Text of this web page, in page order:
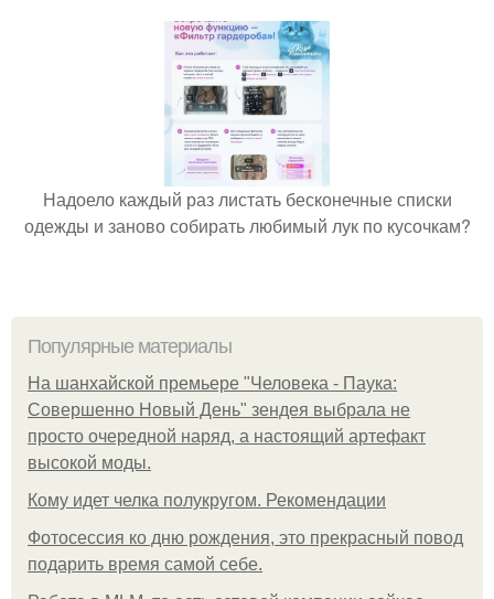
Надоело каждый раз листать бесконечные списки
одежды и заново собирать любимый лук по кусочкам?
Популярные материалы
На шанхайской премьере "Человека - Паука:
Совершенно Новый День" зендея выбрала не
просто очередной наряд, а настоящий артефакт
высокой моды.
Кому идет челка полукругом. Рекомендации
Фотосессия ко дню рождения, это прекрасный повод
подарить время самой себе.